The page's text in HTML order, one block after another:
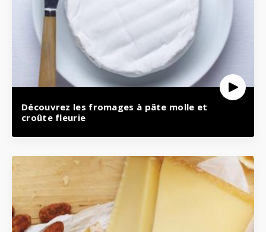
Découvrez les fromages à pâte molle et
croûte fleurie